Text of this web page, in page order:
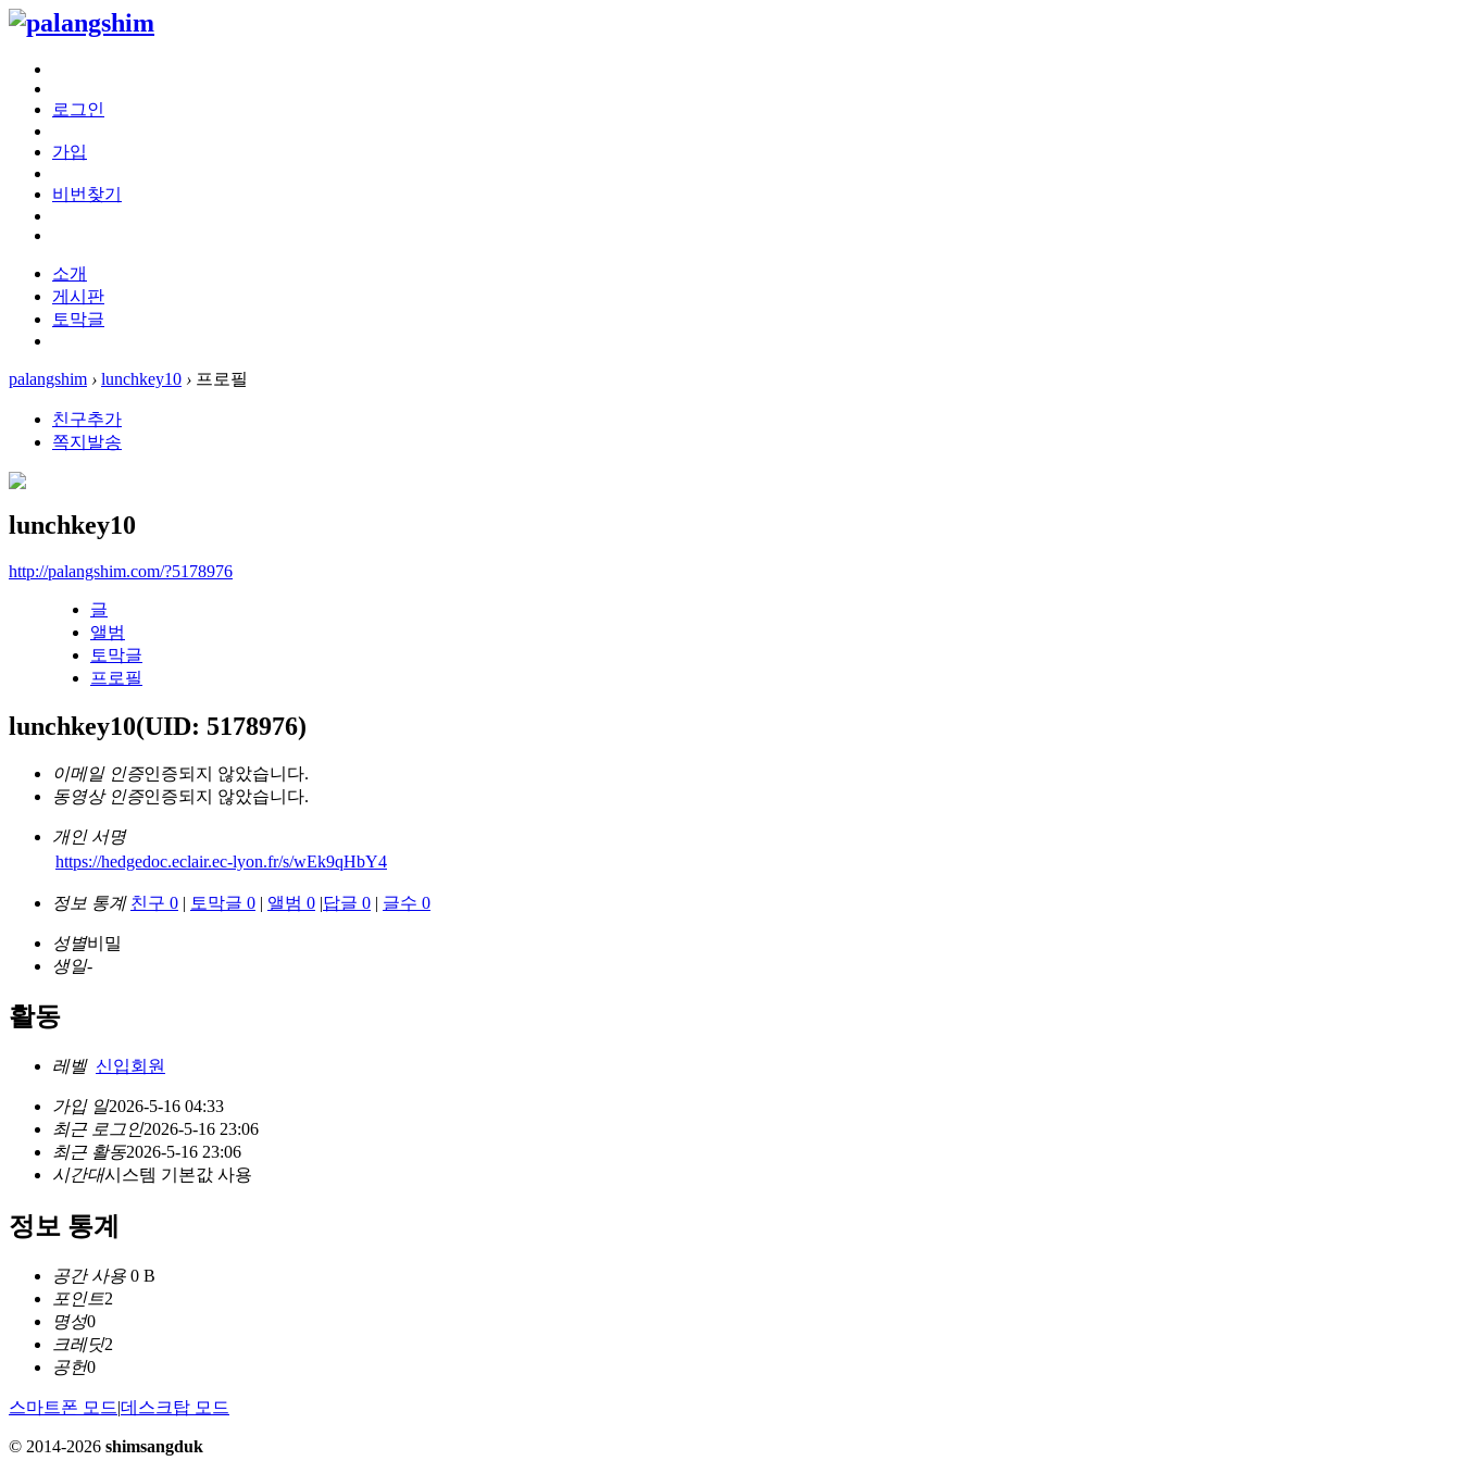
로그인
가입
비번찾기
소개
게시판
토막글
palangshim › lunchkey10 › 프로필
친구추가
쪽지발송
lunchkey10
http://palangshim.com/?5178976
글
앨범
토막글
프로필
lunchkey10(UID: 5178976)
이메일 인증인증되지 않았습니다.
동영상 인증인증되지 않았습니다.
개인 서명
https://hedgedoc.eclair.ec-lyon.fr/s/wEk9qHbY4
정보 통계 친구 0 | 토막글 0 | 앨범 0 |답글 0 | 글수 0
성별비밀
생일-
활동
레벨 신입회원
가입 일2026-5-16 04:33
최근 로그인2026-5-16 23:06
최근 활동2026-5-16 23:06
시간대시스템 기본값 사용
정보 통계
공간 사용 0 B
포인트2
명성0
크레딧2
공헌0
스마트폰 모드|데스크탑 모드
© 2014-2026 shimsangduk